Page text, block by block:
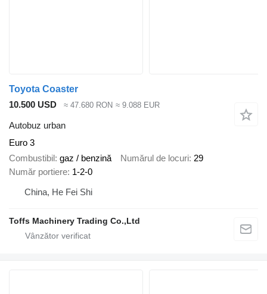
Toyota Coaster
10.500 USD
≈ 47.680 RON ≈ 9.088 EUR
Autobuz urban
Euro 3
Combustibil gaz / benzină Numărul de locuri 29
Număr portiere 1-2-0
China, He Fei Shi
Toffs Machinery Trading Co.,Ltd